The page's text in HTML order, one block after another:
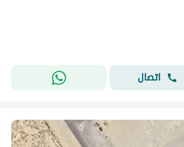
اتصال